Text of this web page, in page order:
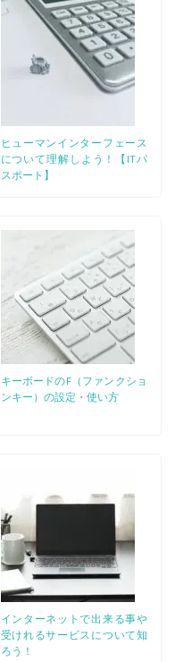
ヒューマンインターフェース
について理解しよう！【ITパ
スポート】
キーボードのF（ファンクショ
ンキー）の設定・使い方
インターネットで出来る事や
受けれるサービスについて知
ろう！